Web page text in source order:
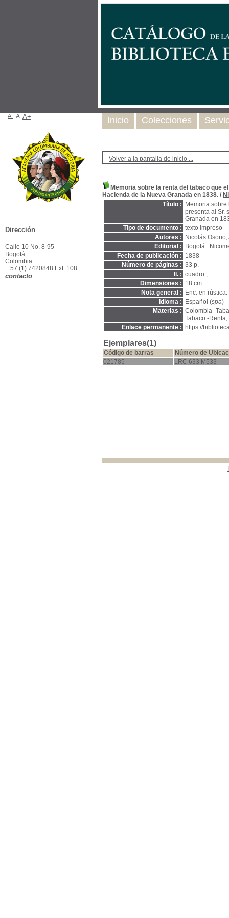
Volver a la pantalla de inicio ...
Memoria sobre la renta del tabaco que
Hacienda de la Nueva Granada en 1838. /
Título :
Memoria
presenta al Sr.
Granada en
Tipo de documento : texto impreso
Autores :
Nicolás Osorio,
Editorial :
Bogotá :
Fecha de publicación : 1838
Número de páginas : 33 p.
Il. : cuadro.,
Dimensiones : 18 cm.
Nota general :
Enc. en rústica.
Idioma :
Español (spa)
Materias : Colombia -
Tabaco -
Enlace permanente :
https://
Ejemplares(1)
Código de barras
Número de
021785
LRC 633 M533
Inicio Colecciones
A- A A+
Dirección
Calle 10 No. 8-95
Bogotá
Colombia
+ 57 (1) 7420848 Ext. 108
contacto